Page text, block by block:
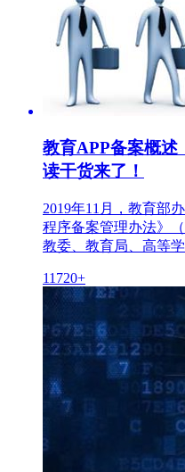
教育APP备案概述
读干货来了！
2019年11月，教育部
程序备案管理办法》
教委、教育局、高等
11720+